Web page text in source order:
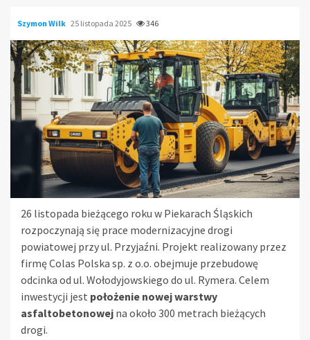
Szymon Wilk 25 listopada 2025 346
26 listopada bieżącego roku w Piekarach Śląskich
rozpoczynają się prace modernizacyjne drogi
powiatowej przy ul. Przyjaźni. Projekt realizowany przez
firmę Colas Polska sp. z o.o. obejmuje przebudowę
odcinka od ul. Wołodyjowskiego do ul. Rymera. Celem
inwestycji jest położenie nowej warstwy
asfaltobetonowej na około 300 metrach bieżących
drogi.